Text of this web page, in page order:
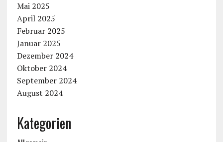
Mai 2025
April 2025
Februar 2025
Januar 2025
Dezember 2024
Oktober 2024
September 2024
August 2024
Kategorien